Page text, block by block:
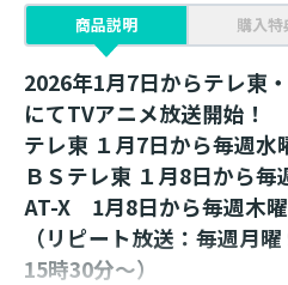
商品説明 購入特
2026年1月7日からテレ東
にてTVアニメ放送開始！
テレ東 １月7日から毎週水
ＢＳテレ東 １月8日から
AT-X 1月8日から毎週木
（リピート放送：毎週月
15時30分～）